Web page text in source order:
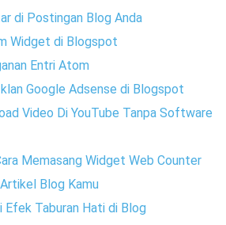
di Postingan Blog Anda
Widget di Blogspot
Entri Atom
Google Adsense di Blogspot
Video Di YouTube Tanpa Software
Memasang Widget Web Counter
Blog Kamu
Efek Taburan Hati di Blog